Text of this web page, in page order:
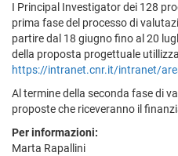
I Principal Investigator dei 128
prima fase del processo di
partire dal 18 giugno fino al 20
della proposta progettuale
https://intranet.cnr.it/intranet/
Al termine della seconda fase di
proposte che riceveranno il
Per informazioni:
Marta Rapallini